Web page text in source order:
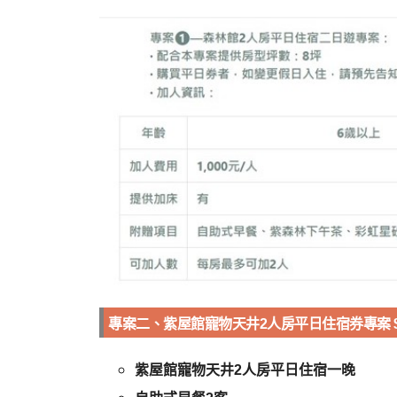
專案二、紫屋館寵物天井2人房平日住宿券專案
紫屋館寵物天井2人房平日住宿一晚